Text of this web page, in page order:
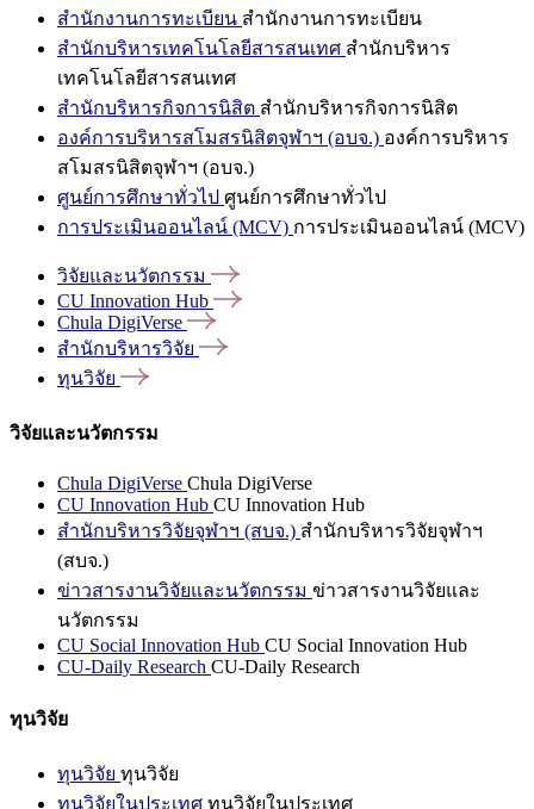
สำนักงานการทะเบียน สำนักงานการทะเบียน
สำนักบริหารเทคโนโลยีสารสนเทศ สำนักบริหาร
เทคโนโลยีสารสนเทศ
สำนักบริหารกิจการนิสิต สำนักบริหารกิจการนิสิต
องค์การบริหารสโมสรนิสิตจุฬาฯ (อบจ.) องค์การบริหาร
สโมสรนิสิตจุฬาฯ (อบจ.)
ศูนย์การศึกษาทั่วไป ศูนย์การศึกษาทั่วไป
การประเมินออนไลน์ (MCV) การประเมินออนไลน์ (MCV)
วิจัยและนวัตกรรม
CU Innovation Hub
Chula DigiVerse
สำนักบริหารวิจัย
ทุนวิจัย
วิจัยและนวัตกรรม
Chula DigiVerse Chula DigiVerse
CU Innovation Hub CU Innovation Hub
สำนักบริหารวิจัยจุฬาฯ (สบจ.) สำนักบริหารวิจัยจุฬาฯ
(สบจ.)
ข่าวสารงานวิจัยและนวัตกรรม ข่าวสารงานวิจัยและ
นวัตกรรม
CU Social Innovation Hub CU Social Innovation Hub
CU-Daily Research CU-Daily Research
ทุนวิจัย
ทุนวิจัย ทุนวิจัย
ทุนวิจัยในประเทศ ทุนวิจัยในประเทศ